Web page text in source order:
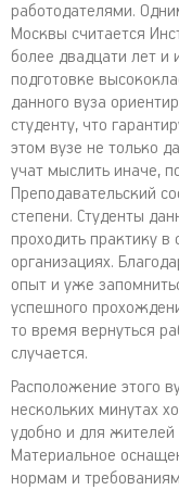
работодателями.
Москвы считается
более двадцати лет
подготовке
данного вуза
студенту, что
этом вузе не только
учат мыслить иначе,
Преподавательский
степени. Студенты
проходить практику
организациях.
опыт и уже
успешного
то время вернуться
случается.
Расположение этого
нескольких минутах
удобно и для жителей
Материальное
нормам и